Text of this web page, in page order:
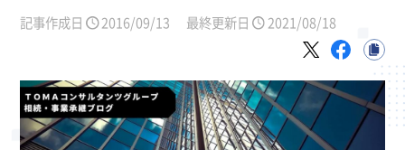
記事作成日 2016/09/13 最終更新日 2021/08/18